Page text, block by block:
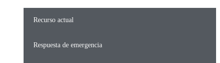
Recurso actual
Respuesta de emergencia